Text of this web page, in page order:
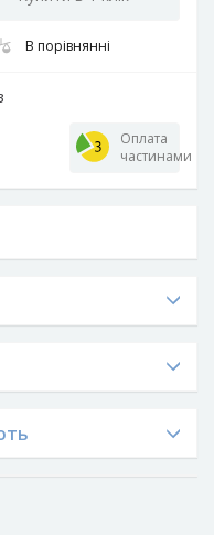
В порівнянні
Оплата
частинами